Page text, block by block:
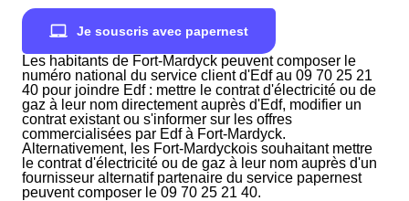
Je souscris avec papernest
Les habitants de Fort-Mardyck peuvent composer le
numéro national du service client d'Edf au 09 70 25 21
40 pour joindre Edf : mettre le contrat d'électricité ou de
gaz à leur nom directement auprès d'Edf, modifier un
contrat existant ou s'informer sur les offres
commercialisées par Edf à Fort-Mardyck.
Alternativement, les Fort-Mardyckois souhaitant mettre
le contrat d'électricité ou de gaz à leur nom auprès d'un
fournisseur alternatif partenaire du service papernest
peuvent composer le 09 70 25 21 40.